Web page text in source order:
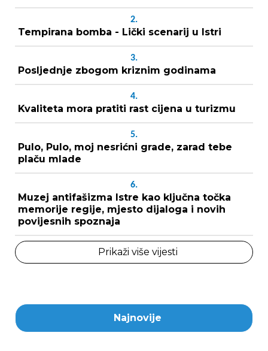
2.
Tempirana bomba - Lički scenarij u Istri
3.
Posljednje zbogom kriznim godinama
4.
Kvaliteta mora pratiti rast cijena u turizmu
5.
Pulo, Pulo, moj nesrićni grade, zarad tebe
plaču mlade
6.
Muzej antifašizma Istre kao ključna točka
memorije regije, mjesto dijaloga i novih
povijesnih spoznaja
Prikaži više vijesti
Najnovije